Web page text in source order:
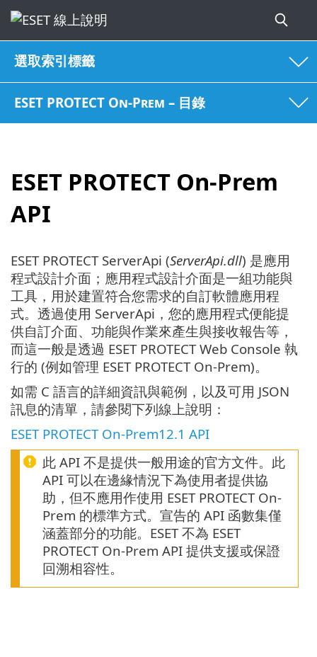
選取索引標籤
ESET PROTECT On-Prem – 目錄
ESET PROTECT On-Prem
API
ESET PROTECT ServerApi (ServerApi.dll) 是應用
程式設計介面；應用程式設計介面是一組功能與
工具，用於建置符合您需求的自訂軟體應用程
式。透過使用 ServerApi，您的應用程式便能提
供自訂介面、功能與作業來產生與接收報告等，
而這一般是透過 ESET PROTECT Web Console 執
行的 (例如管理 ESET PROTECT On-Prem)。
如需 C 語言的詳細資訊與範例，以及可用 JSON
訊息的清單，請參閱下列線上說明：
ESET PROTECT On-Prem12.1 API
此 API 不是提供一般用途的官方文件。此
API 可以在邊緣情況下為使用者提供協
助，但不應用作使用 ESET PROTECT On-
Prem 的標準方式。宣告的 API 函數集僅
涵蓋部分的功能。ESET 不為 ESET
PROTECT On-Prem API 提供支援或保證
回溯相容性。